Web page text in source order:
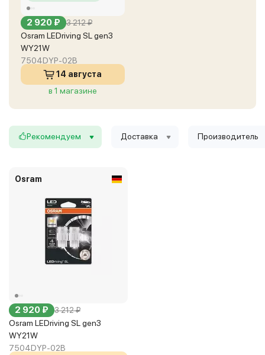
2 920 ₽ 3 212 ₽
Osram LEDriving SL gen3
WY21W
7504DYP-02B
14 августа
в 1 магазине
Рекомендуем Доставка Производитель
Osram
2 920 ₽ 3 212 ₽
Osram LEDriving SL gen3
WY21W
7504DYP-02B